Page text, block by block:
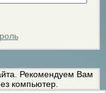
Рекомендуем Вам
компьютер.